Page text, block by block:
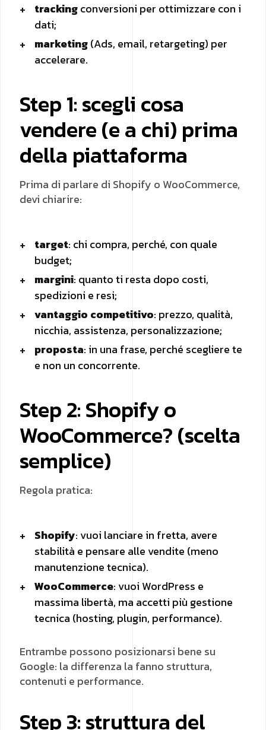
trackingconversioni per ottimizzare con i
dati;
marketing(Ads, email, retargeting) per
accelerare.
Step 1: scegli cosa
vendere (e a chi) prima
della piattaforma
Prima di parlare di Shopify o WooCommerce,
devi chiarire:
target: chi compra, perché, con quale
budget;
margini: quanto ti resta dopo costi,
spedizioni e resi;
vantaggio competitivo: prezzo, qualità,
nicchia, assistenza, personalizzazione;
proposta: in una frase, perché scegliere te
e non un concorrente.
Step 2: Shopify o
WooCommerce? (scelta
semplice)
Regola pratica:
Shopify: vuoi lanciare in fretta, avere
stabilità e pensare alle vendite (meno
manutenzione tecnica).
WooCommerce: vuoi WordPress e
massima libertà, ma accetti più gestione
tecnica (hosting, plugin, performance).
Entrambe possono posizionarsi bene su
Google: la differenza la fanno struttura,
contenuti e performance.
Step 3: struttura del